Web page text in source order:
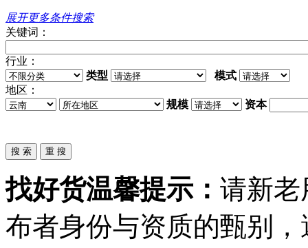
展开更多条件搜索
关键词：
行业：
类型
模式
地区：
规模
资本
找好货温馨提示： 请新老
布者身份与资质的甄别